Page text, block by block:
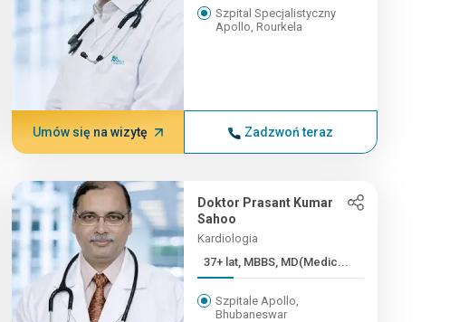
Szpital Specjalistyczny
Apollo, Rourkela
Umów się na wizytę Zadzwoń teraz
Doktor Prasant Kumar
Sahoo
Kardiologia
37+ lat, MBBS, MD(Medic...
Szpitale Apollo,
Bhubaneswar